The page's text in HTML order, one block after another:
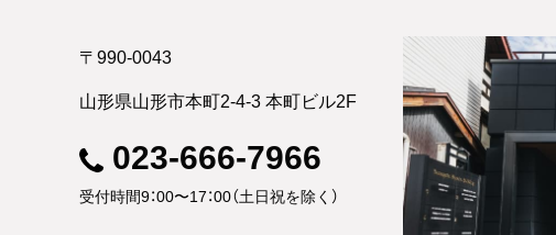
〒990-0043
山形県山形市本町2-4-3 本町ビル2F
023-666-7966
受付時間9：00〜17：00（土日祝を除く）